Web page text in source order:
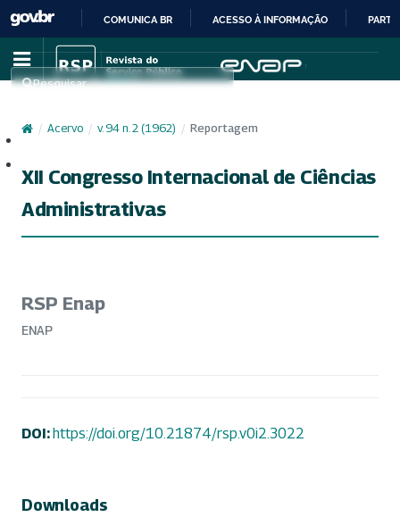
IR
PARA
CONTEÚDO
COMUNICA BR ACESSO À INFORMAÇÃO
Pesquisar
/ Acervo / v. 94 n. 2 (1962) / Reportagem
XII Congresso Internacional de Ciências
Administrativas
RSP Enap
ENAP
DOI:https://doi.org/10.21874/rsp.v0i2.3022
Downloads